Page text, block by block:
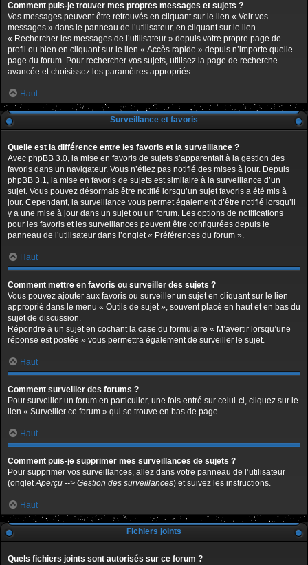
Comment puis-je trouver mes propres messages et sujets ?
Vos messages peuvent être retrouvés en cliquant sur le lien « Voir vos
messages » dans le panneau de l’utilisateur, en cliquant sur le lien
« Rechercher les messages de l’utilisateur » depuis votre propre page de
profil ou bien en cliquant sur le lien « Accès rapide » depuis n’importe quelle
page du forum. Pour rechercher vos sujets, utilisez la page de recherche
avancée et choisissez les paramètres appropriés.
Haut
Surveillance et favoris
Quelle est la différence entre les favoris et la surveillance ?
Avec phpBB 3.0, la mise en favoris de sujets s’apparentait à la gestion des
favoris dans un navigateur. Vous n’étiez pas notifié des mises à jour. Depuis
phpBB 3.1, la mise en favoris de sujets est similaire à la surveillance d’un
sujet. Vous pouvez désormais être notifié lorsqu’un sujet favoris a été mis à
jour. Cependant, la surveillance vous permet également d’être notifié lorsqu’il
y a une mise à jour dans un sujet ou un forum. Les options de notifications
pour les favoris et les surveillances peuvent être configurées depuis le
panneau de l’utilisateur dans l’onglet « Préférences du forum ».
Haut
Comment mettre en favoris ou surveiller des sujets ?
Vous pouvez ajouter aux favoris ou surveiller un sujet en cliquant sur le lien
approprié dans le menu « Outils de sujet », souvent placé en haut et en bas du
sujet de discussion.
Répondre à un sujet en cochant la case du formulaire « M’avertir lorsqu’une
réponse est postée » vous permettra également de surveiller le sujet.
Haut
Comment surveiller des forums ?
Pour surveiller un forum en particulier, une fois entré sur celui-ci, cliquez sur le
lien « Surveiller ce forum » qui se trouve en bas de page.
Haut
Comment puis-je supprimer mes surveillances de sujets ?
Pour supprimer vos surveillances, allez dans votre panneau de l’utilisateur
(ongletAperçu --> Gestion des surveillances) et suivez les instructions.
Haut
Fichiers joints
Quels fichiers joints sont autorisés sur ce forum ?